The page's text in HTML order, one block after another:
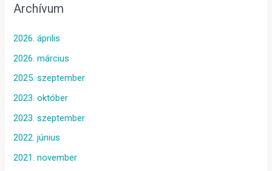
Archívum
2026. április
2026. március
2025. szeptember
2023. október
2023. szeptember
2022. június
2021. november